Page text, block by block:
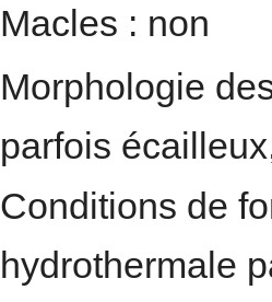
Macles : non
Morphologie
parfois
Conditions de
hydrothermale